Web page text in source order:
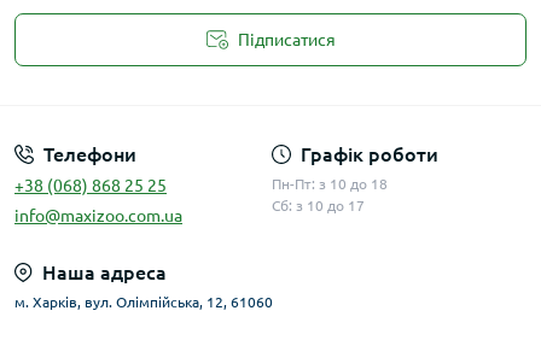
Підписатися
Телефони
+38 (068) 868 25 25
info@maxizoo.com.ua
Графік роботи
Пн-Пт: з 10 до 18
Сб: з 10 до 17
Наша адреса
м. Харків, вул. Олімпійська, 12, 61060